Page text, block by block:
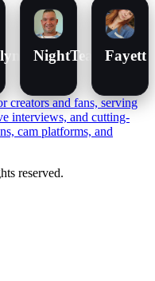
NightTease Fayett
reserved.